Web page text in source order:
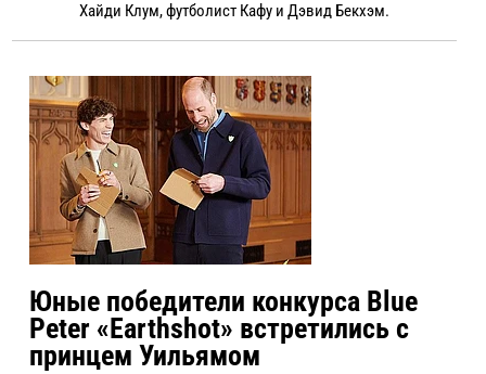
Хайди Клум, футболист Кафу и Дэвид Бекхэм.
Юные победители конкурса Blue
Peter «Earthshot» встретились с
принцем Уильямом